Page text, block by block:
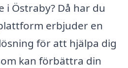
Östraby? Då har du
erbjuder en
för att hjälpa dig
kan förbättra din